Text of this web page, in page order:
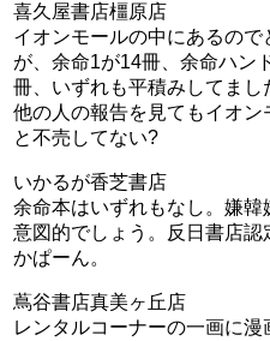
喜久屋書店橿原店
イオンモールの中にあるの
が、余命1が14冊、余命ハン
冊、いずれも平積みしてまし
他の人の報告を見てもイオ
と不売してない?
いかるが香芝書店
余命本はいずれもなし。嫌
意図的でしょう。反日書店
かぱーん。
蔦谷書店真美ヶ丘店
レンタルコーナーの一画に